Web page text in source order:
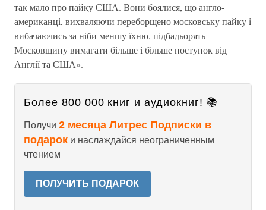
так мало про пайку США. Вони боялися, що англо-
американцi, вихваляючи переборщено московську пайку i
вибачаючись за нiби меншу їхню, пiдбадьорять
Московщину вимагати бiльше i бiльше поступок вiд
Англiї та США».
Более 800 000 книг и аудиокниг! 📚
Получи 2 месяца Литрес Подписки в
подарок и наслаждайся неограниченным
чтением
ПОЛУЧИТЬ ПОДАРОК